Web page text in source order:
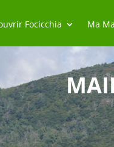
Focicchia Ma